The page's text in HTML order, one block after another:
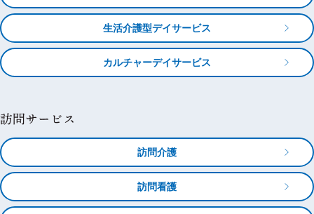
生活介護型デイサービス
カルチャーデイサービス
訪問サービス
訪問介護
訪問看護